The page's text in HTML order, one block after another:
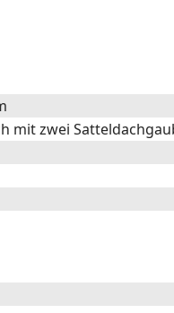
mit zwei